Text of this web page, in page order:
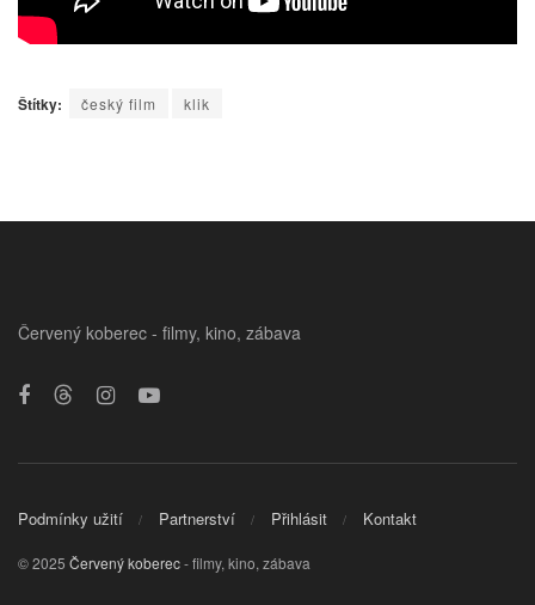
Štítky: český film klik
Červený koberec - filmy, kino, zábava
Podmínky užití Partnerství Přihlásit Kontakt
© 2025 Červený koberec- filmy, kino, zábava